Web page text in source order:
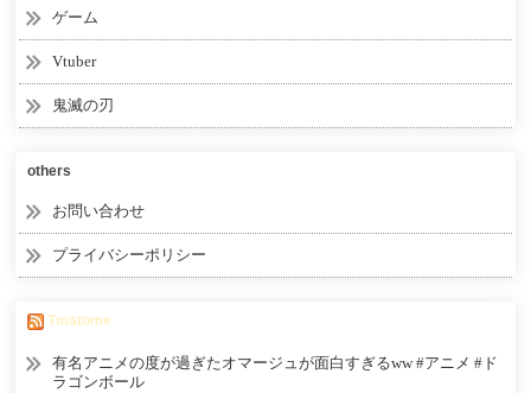
ゲーム
Vtuber
鬼滅の刃
others
お問い合わせ
プライバシーポリシー
Tmatome
有名アニメの度が過ぎたオマージュが面白すぎるww #アニメ #ド
ラゴンボール